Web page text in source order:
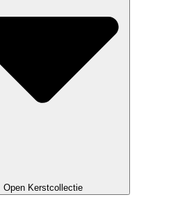
Open Kerstcollectie